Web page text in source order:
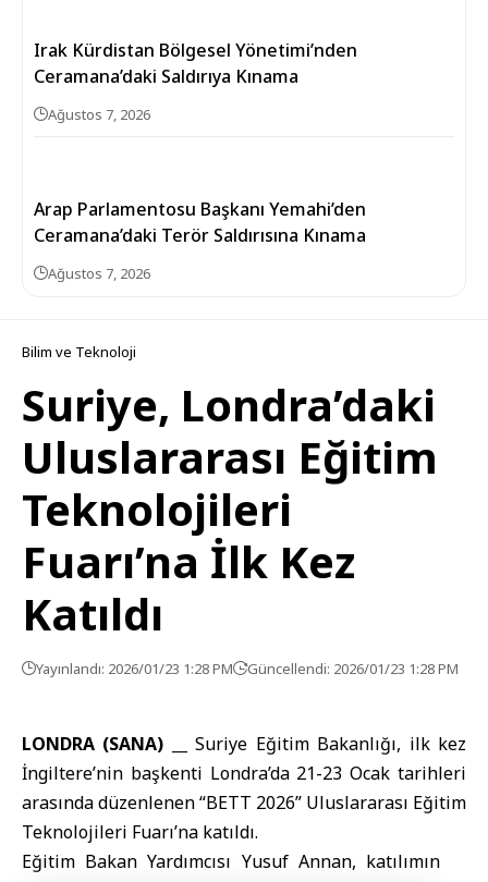
Irak Kürdistan Bölgesel Yönetimi’nden
Ceramana’daki Saldırıya Kınama
Ağustos 7, 2026
Arap Parlamentosu Başkanı Yemahi’den
Ceramana’daki Terör Saldırısına Kınama
Ağustos 7, 2026
Bilim ve Teknoloji
Suriye, Londra’daki
Uluslararası Eğitim
Teknolojileri
Fuarı’na İlk Kez
Katıldı
Yayınlandı: 2026/01/23 1:28 PM Güncellendi: 2026/01/23 1:28 PM
LONDRA (SANA) __ Suriye Eğitim Bakanlığı, ilk kez
İngiltere’nin başkenti Londra’da 21-23 Ocak tarihleri
arasında düzenlenen “BETT 2026” Uluslararası Eğitim
Teknolojileri Fuarı’na katıldı.
Eğitim Bakan Yardımcısı Yusuf Annan, katılımın